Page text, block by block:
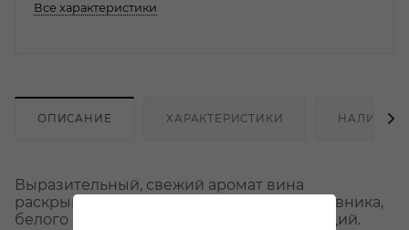
Все характеристики
ОПИСАНИЕ ХАРАКТЕРИСТИКИ НАЛИЧИЕ
Выразительный, свежий аромат вина
раскрывается нотами цитрусовых, крыжовника,
белого перца и средиземноморских специй.